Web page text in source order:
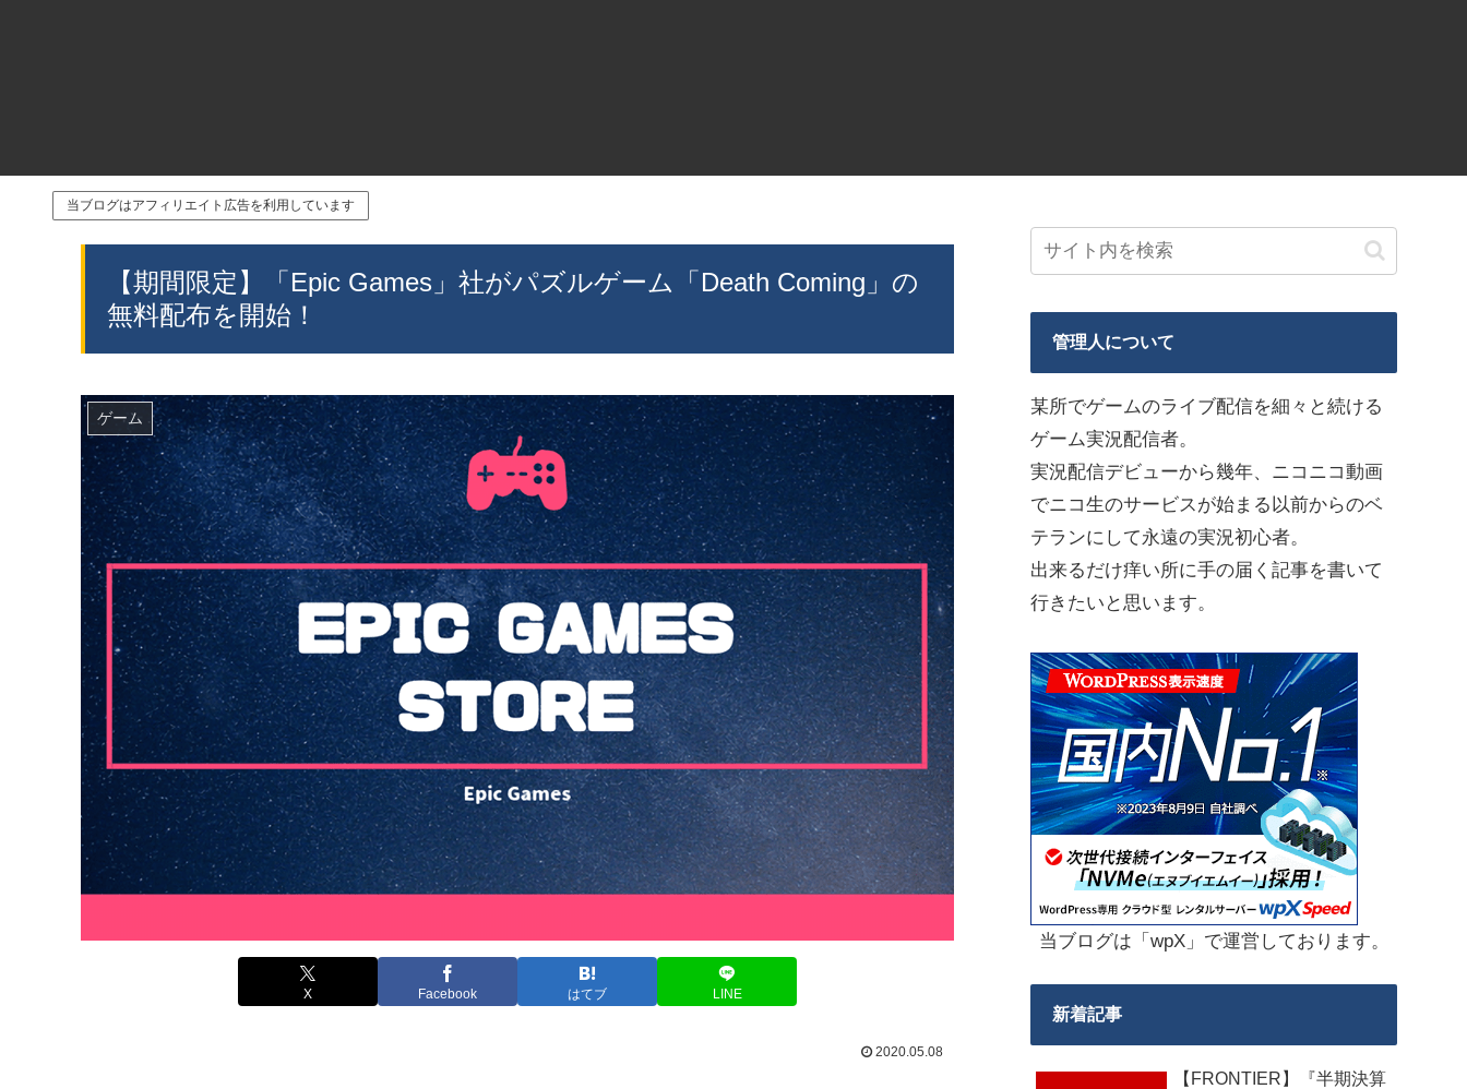
当ブログはアフィリエイト広告を利用しています
【期間限定】「Epic Games」社がパズルゲーム「Death Coming」の
無料配布を開始！
ゲーム
X Facebook はてブ LINE
2020.05.08
管理人について
某所でゲームのライブ配信を細々と続ける
ゲーム実況配信者。
実況配信デビューから幾年、ニコニコ動画
でニコ生のサービスが始まる以前からのベ
テランにして永遠の実況初心者。
出来るだけ痒い所に手の届く記事を書いて
行きたいと思います。
当ブログは「wpX」で運営しております。
新着記事
【FRONTIER】『半期決算